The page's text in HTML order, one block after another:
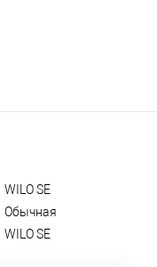
WILO SE
Обычная
WILO SE